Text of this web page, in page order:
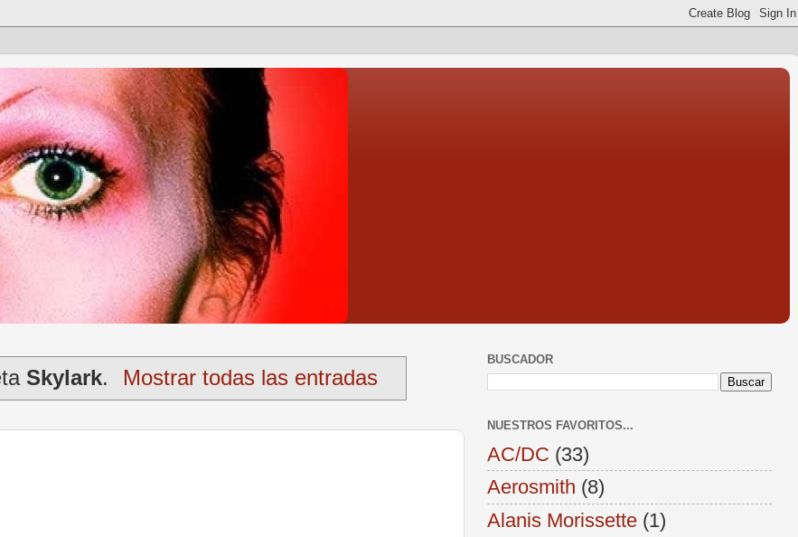
Skylark. Mostrar todas las entradas
BUSCADOR
NUESTROS FAVORITOS...
AC/DC (33)
Aerosmith (8)
Alanis Morissette (1)